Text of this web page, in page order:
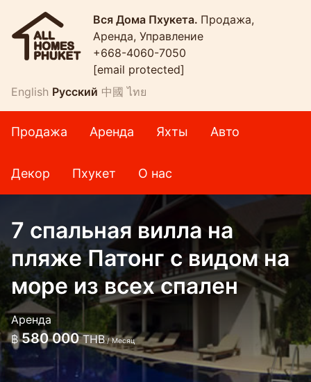
Вся Дома Пхукета. Продажа,
Аренда, Управление
+668-4060-7050
[email protected]
English Русский 中國 ไทย
Продажа Аренда Яхты Авто
Декор Пхукет О нас
7 спальная вилла на
пляже Патонг с видом на
море из всех спален
Аренда
฿ 580 000THB/ Месяц